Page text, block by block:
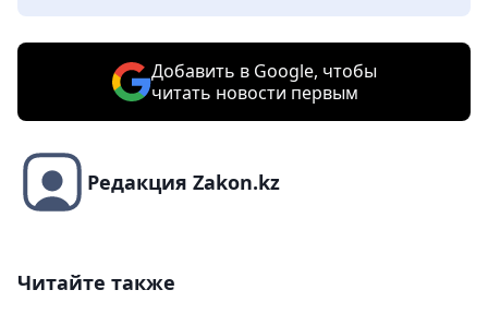
Добавить в Google, чтобы
читать новости первым
Редакция Zakon.kz
Читайте также